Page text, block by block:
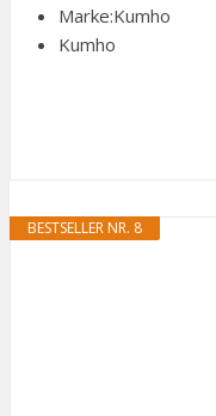
Marke:Kumho
Kumho
BESTSELLER NR. 8